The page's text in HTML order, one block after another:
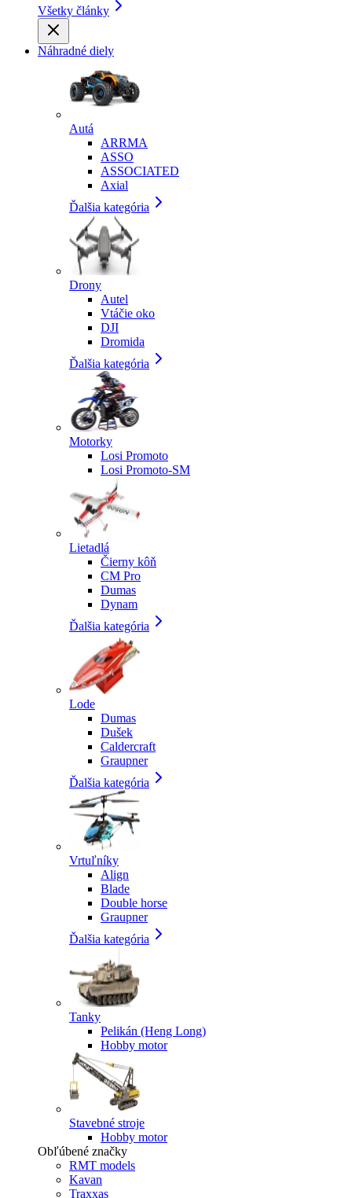
Všetky články
Náhradné diely
Autá
ARRMA
ASSO
ASSOCIATED
Axial
Ďalšia kategória
Drony
Autel
Vtáčie oko
DJI
Dromida
Ďalšia kategória
Motorky
Losi Promoto
Losi Promoto-SM
Lietadlá
Čierny kôň
CM Pro
Dumas
Dynam
Ďalšia kategória
Lode
Dumas
Dušek
Caldercraft
Graupner
Ďalšia kategória
Vrtuľníky
Align
Blade
Double horse
Graupner
Ďalšia kategória
Tanky
Pelikán (Heng Long)
Hobby motor
Stavebné stroje
Hobby motor
Obľúbené značky
RMT models
Kavan
Traxxas